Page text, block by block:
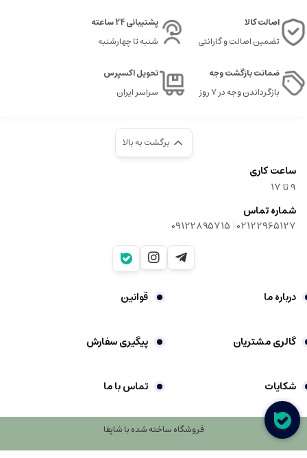
اصالت کالا
تضمین اصالت و گارانتی
پشتیبانی 24 ساعته
شنبه تا چهارشنبه
ضمانت بازگشت وجه
بازگرداندن وجه در ۷ روز
تحویل اکسپرس
سراسر ایران
برگشت به بالا
ساعت کاری
9‌ تا ۱۷
شماره تماس
02122965127
|
09122895715
درباره ما قوانین
گالری مشتریان پیگیری سفارش
شکایات تماس با ما
فروشگاه ساخته شده با شاپفا